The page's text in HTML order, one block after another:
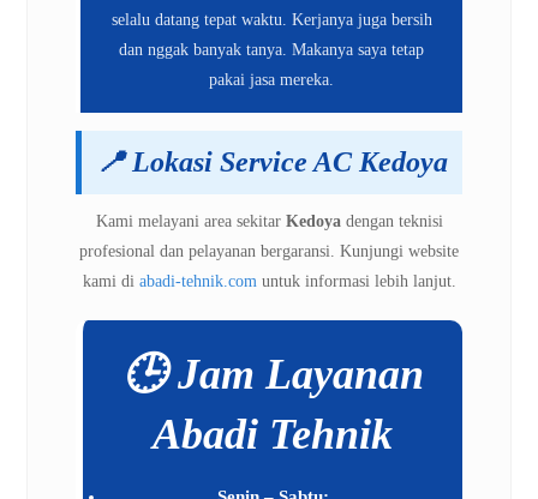
selalu datang tepat waktu. Kerjanya juga bersih
dan nggak banyak tanya. Makanya saya tetap
pakai jasa mereka.
📍 Lokasi Service AC Kedoya
Kami melayani area sekitar Kedoya dengan teknisi
profesional dan pelayanan bergaransi. Kunjungi website
kami di abadi-tehnik.comuntuk informasi lebih lanjut.
🕒 Jam Layanan
Abadi Tehnik